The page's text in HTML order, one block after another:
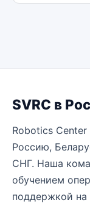
SVRC в
Robotics
Россию,
СНГ. Наша
обучением
поддержкой на